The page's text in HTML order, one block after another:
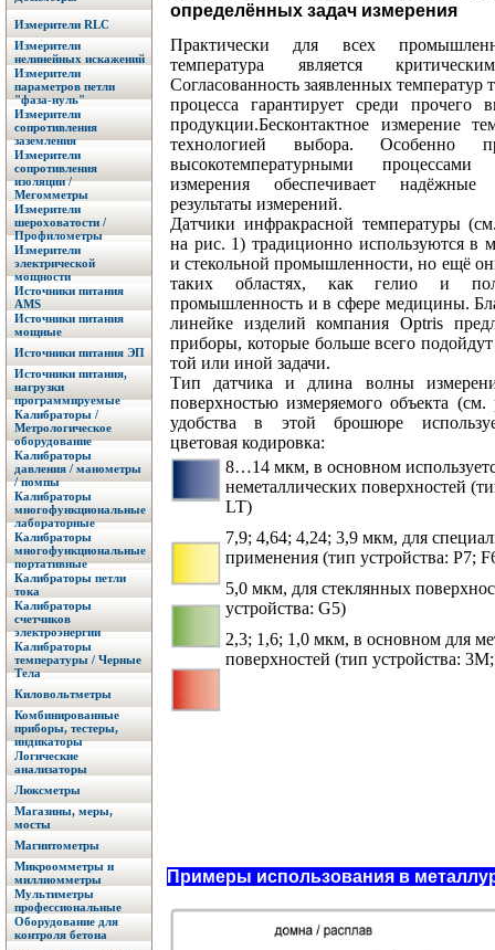
Измерители RLC
Измерители
нелинейных искажений
Измерители
параметров петли
"фаза-нуль"
Измерители
сопротивления
заземления
Измерители
сопротивления
изоляции /
Мегомметры
Измерители
шероховатости /
Профилометры
Измерители
электрической
мощности
Источники питания
AMS
Источники питания
мощные
Источники питания ЭП
Источники питания,
нагрузки
программируемые
Калибраторы /
Метрологическое
оборудование
Калибраторы
давления / манометры
/ помпы
Калибраторы
многофункциональные
лабораторные
Калибраторы
многофункциональные
портативные
Калибраторы петли
тока
Калибраторы
счетчиков
электроэнергии
Калибраторы
температуры / Черные
Тела
Киловольтметры
Комбинированные
приборы, тестеры,
индикаторы
Логические
анализаторы
Люксметры
Магазины, меры,
мосты
Магнитометры
Микроомметры и
миллиомметры
Мультиметры
профессиональные
Оборудование для
контроля бетона
определённых задач измерения
Практически для всех
температура является
Согласованность заявленных температур
процесса гарантирует среди прочего
продукции.Бесконтактное измерение
технологией выбора. Особенно
высокотемпературными
измерения обеспечивает
результаты измерений.
Датчики инфракрасной температуры
на рис. 1) традиционно используются в
и стекольной промышленности, но ещё
таких областях, как гелио и
промышленность и в сфере медицины.
линейке изделий компания Optris
приборы, которые больше всего
той или иной задачи.
Тип датчика и длина волны
поверхностью измеряемого объекта
удобства в этой брошюре
цветовая кодировка:
8…14 мкм, в основном
неметаллических поверхностей
LT)
7,9; 4,64; 4,24; 3,9 мкм, для
применения (тип устройства: P7;
5,0 мкм, для стеклянных
устройства: G5)
2,3; 1,6; 1,0 мкм, в основном для
поверхностей (тип устройства:
Примеры использования в